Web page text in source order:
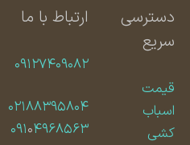
دسترسی
سریع
قیمت
اسباب
کشی
ارتباط با ما
۰۹۱۲۷۴۰۹۰۸۲
۰۲۱۸۸۳۹۵۸۰۴
۰۹۱۰۴۹۶۸۵۶۳